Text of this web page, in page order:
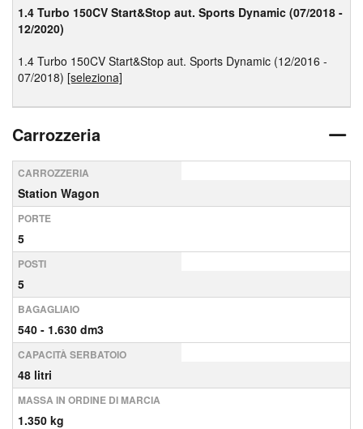
1.4 Turbo 150CV Start&Stop aut. Sports Dynamic (07/2018 -
12/2020)
1.4 Turbo 150CV Start&Stop aut. Sports Dynamic (12/2016 -
07/2018) [seleziona]
Carrozzeria
CARROZZERIA
Station Wagon
PORTE
5
POSTI
5
BAGAGLIAIO
540 - 1.630 dm3
CAPACITÀ SERBATOIO
48 litri
MASSA IN ORDINE DI MARCIA
1.350 kg